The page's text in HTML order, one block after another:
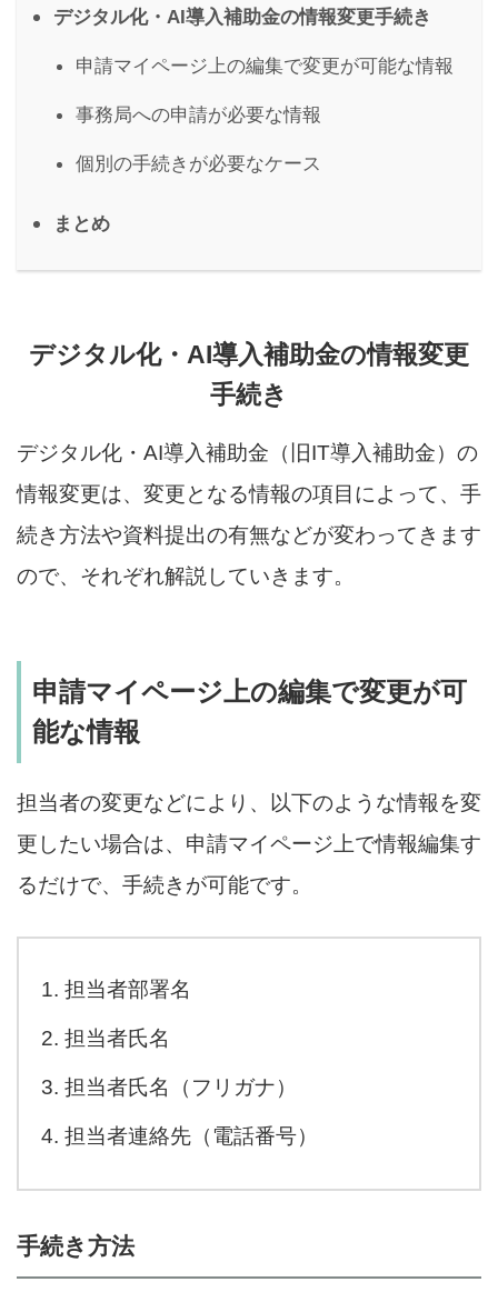
デジタル化・AI導入補助金の情報変更手続き
申請マイページ上の編集で変更が可能な情報
事務局への申請が必要な情報
個別の手続きが必要なケース
まとめ
デジタル化・AI導入補助金の情報変更
手続き
デジタル化・AI導入補助金（旧IT導入補助金）の
情報変更は、変更となる情報の項目によって、手
続き方法や資料提出の有無などが変わってきます
ので、それぞれ解説していきます。
申請マイページ上の編集で変更が可
能な情報
担当者の変更などにより、以下のような情報を変
更したい場合は、申請マイページ上で情報編集す
るだけで、手続きが可能です。
担当者部署名
担当者氏名
担当者氏名（フリガナ）
担当者連絡先（電話番号）
手続き方法